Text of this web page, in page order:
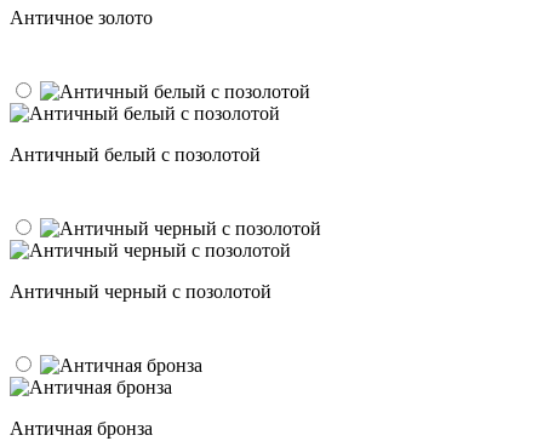
Античное золото
Античный белый с позолотой
Античный черный с позолотой
Античная бронза